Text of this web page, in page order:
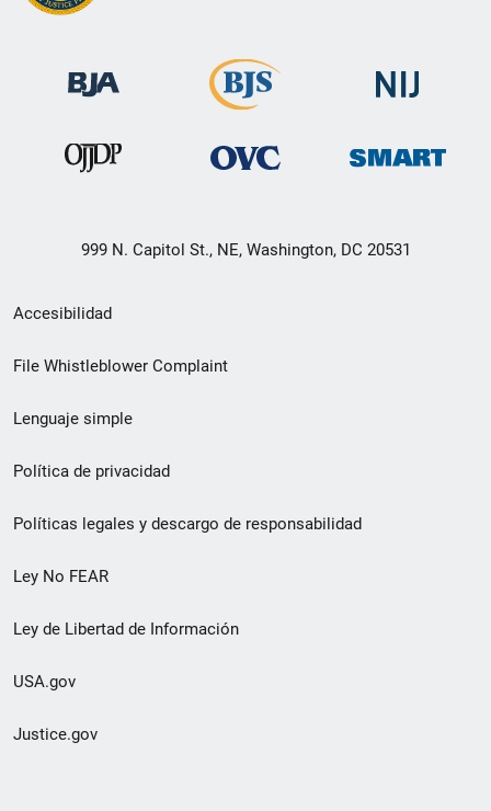
999 N. Capitol St., NE, Washington, DC 20531
Menú
de
de
pie
de
página
Accesibilidad
File Whistleblower Complaint
Lenguaje simple
Política de privacidad
Políticas legales y descargo de responsabilidad
Ley No FEAR
Ley de Libertad de Información
USA.gov
Justice.gov